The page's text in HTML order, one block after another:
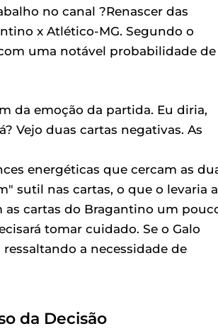
no canal ?Renascer das
x Atlético-MG. Segundo o
uma notável probabilidade de
da emoção da partida. Eu diria,
Vejo duas cartas negativas. As
energéticas que cercam as
sutil nas cartas, o que o levaria a
as cartas do Bragantino um
tomar cuidado. Se o Galo
a necessidade de
da Decisão